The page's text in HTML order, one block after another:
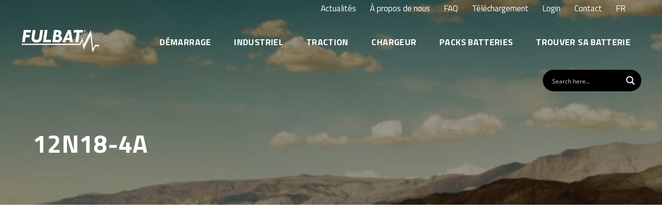
Actualités À propos de nous FAQ Téléchargement Login Contact FR
DÉMARRAGE INDUSTRIEL TRACTION CHARGEUR PACKS BATTERIES TROUVER SA BATTERIE
12N18-4A